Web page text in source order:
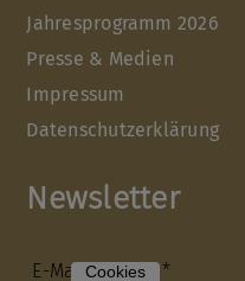
Jahresprogramm 2026
Presse & Medien
Impressum
Datenschutzerklärung
Newsletter
E-Mail-Adresse*
Cookies